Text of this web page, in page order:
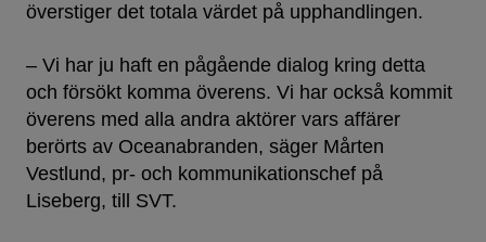
överstiger det totala värdet på upphandlingen.
– Vi har ju haft en pågående dialog kring detta
och försökt komma överens. Vi har också kommit
överens med alla andra aktörer vars affärer
berörts av Oceanabranden, säger Mårten
Vestlund, pr- och kommunikationschef på
Liseberg, till SVT.